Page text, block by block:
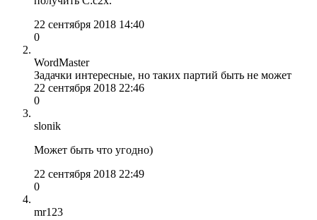
22 сентября 2018 14:40
0
WordMaster
Задачки интересные, но таких партий быть не может
22 сентября 2018 22:46
0
slonik
Может быть что угодно)
22 сентября 2018 22:49
0
mr123